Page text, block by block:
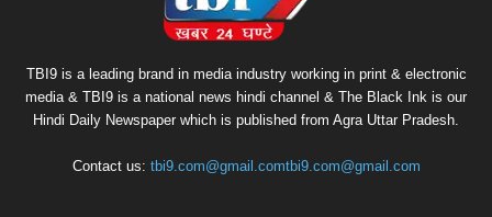
TBI9 is a leading brand in media industry working in print & electronic
media & TBI9 is a national news hindi channel & The Black Ink is our
Hindi Daily Newspaper which is published from Agra Uttar Pradesh.
Contact us: tbi9.com@gmail.comtbi9.com@gmail.com